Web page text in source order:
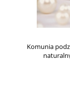
Komunia